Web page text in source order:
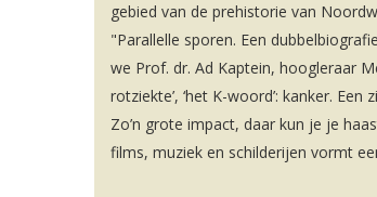
gebied van de prehistorie van
"Parallelle sporen. Een
we Prof. dr. Ad Kaptein, hoogleraar
rotziekte’, ‘het K-woord’: kanker.
Zo’n grote impact, daar kun je je
films, muziek en schilderijen vormt